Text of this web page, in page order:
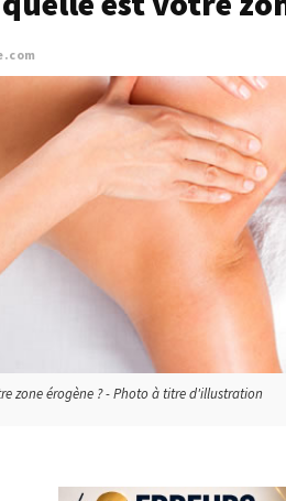
zone érogène ? - Photo à titre d'illustration